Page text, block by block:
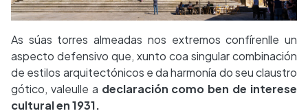
As súas torres almeadas nos extremos confírenlle un
aspecto defensivo que, xunto coa singular combinación
de estilos arquitectónicos e da harmonía do seu claustro
gótico, valeulle a declaración como ben de interese
cultural en 1931.